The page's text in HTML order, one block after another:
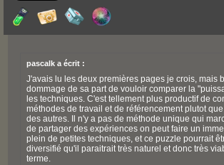
pascalk a écrit :
J'avais lu les deux premières pages je crois, mais
dommage de sa part de vouloir comparer la
les techniques. C'est tellement plus productif de
méthodes de travail et de référencement plutot
des autres. Il n'y a pas de méthode unique qui
de partager des expériences on peut faire un
plein de petites techniques, et ce puzzle pourrait
diversifié qu'il paraitrait très naturel et donc très
terme.